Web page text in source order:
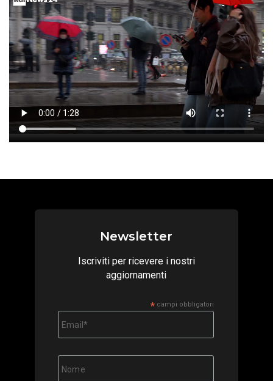
Newsletter
Iscriviti per ricevere i nostri
aggiornamenti
*campi obbligatori